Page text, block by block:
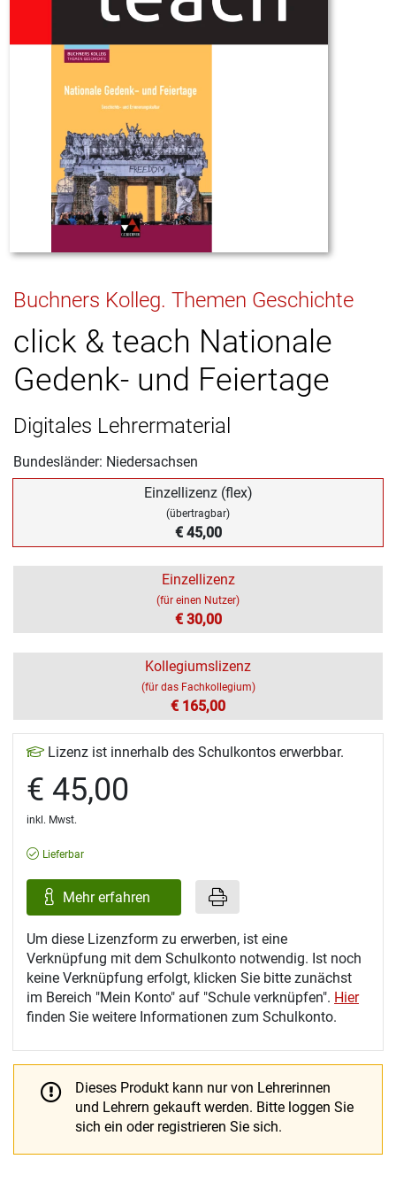
Buchners Kolleg. Themen Geschichte
click & teach Nationale
Gedenk- und Feiertage
Digitales Lehrermaterial
Bundesländer: Niedersachsen
Einzellizenz (flex)
(übertragbar)
€ 45,00
Einzellizenz
(für einen Nutzer)
€ 30,00
Kollegiumslizenz
(für das Fachkollegium)
€ 165,00
Lizenz ist innerhalb des Schulkontos erwerbbar.
€ 45,00
inkl. Mwst.
Lieferbar
Mehr erfahren
Um diese Lizenzform zu erwerben, ist eine
Verknüpfung mit dem Schulkonto notwendig. Ist noch
keine Verknüpfung erfolgt, klicken Sie bitte zunächst
im Bereich "Mein Konto" auf "Schule verknüpfen". Hier
finden Sie weitere Informationen zum Schulkonto.
Dieses Produkt kann nur von Lehrerinnen
und Lehrern gekauft werden. Bitte loggen Sie
sich ein oder registrieren Sie sich.